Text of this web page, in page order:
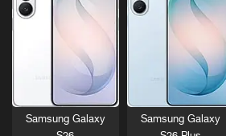
Samsung Galaxy
Samsung Galaxy